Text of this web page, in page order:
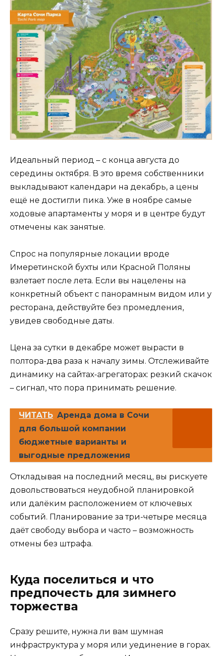
Идеальный период – с конца августа до
середины октября. В это время собственники
выкладывают календари на декабрь, а цены
ещё не достигли пика. Уже в ноябре самые
ходовые апартаменты у моря и в центре будут
отмечены как занятые.
Спрос на популярные локации вроде
Имеретинской бухты или Красной Поляны
взлетает после лета. Если вы нацелены на
конкретный объект с панорамным видом или у
ресторана, действуйте без промедления,
увидев свободные даты.
Цена за сутки в декабре может вырасти в
полтора-два раза к началу зимы. Отслеживайте
динамику на сайтах-агрегаторах: резкий скачок
– сигнал, что пора принимать решение.
ЧИТАТЬ Аренда дома в Сочи
для большой компании
бюджетные варианты и
выгодные предложения
Откладывая на последний месяц, вы рискуете
довольствоваться неудобной планировкой
или далёким расположением от ключевых
событий. Планирование за три-четыре месяца
даёт свободу выбора и часто – возможность
отмены без штрафа.
Куда поселиться и что
предпочесть для зимнего
торжества
Сразу решите, нужна ли вам шумная
инфраструктура у моря или уединение в горах.